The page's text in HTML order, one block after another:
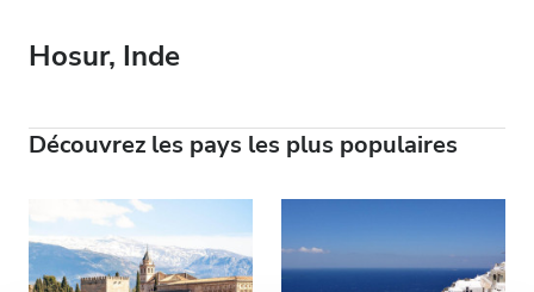
Toutes les dialyses
Dialyse HDF
Accepte
Patients porteurs du VIH
Prix
Hosur, Inde
Découvrez les pays les plus populaires